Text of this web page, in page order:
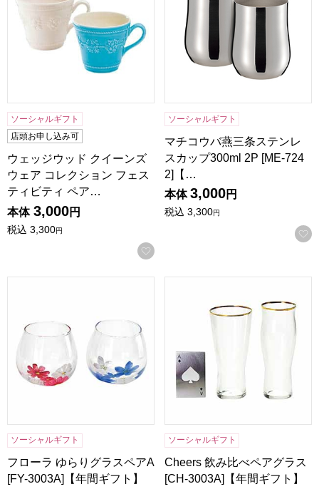
ソーシャルギフト
店頭お申し込み可
ウェッジウッド クイーンズ
ウェア コレクション フェス
ティビティ ペア…
本体 3,000円
税込 3,300円
お気に入りに登録する
ソーシャルギフト
マチコウバ燕三条ステンレ
スカップ300ml 2P [ME-724
2]【…
本体 3,000円
税込 3,300円
ソーシャルギフト
フローラ ゆらりグラスペアA
[FY-3003A]【年間ギフト】
ソーシャルギフト
Cheers 飲み比べペアグラス
[CH-3003A]【年間ギフト】